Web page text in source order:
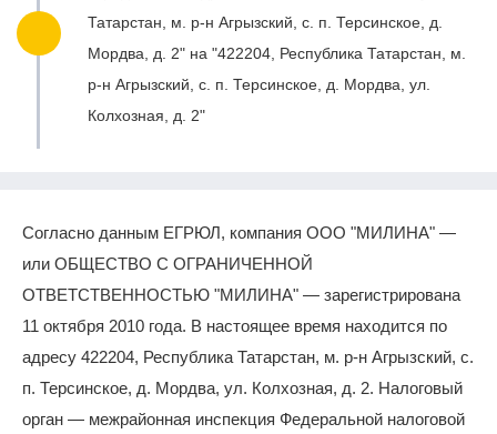
Татарстан, м. р-н Агрызский, с. п. Терсинское, д.
Мордва, д. 2" на "422204, Республика Татарстан, м.
р-н Агрызский, с. п. Терсинское, д. Мордва, ул.
Колхозная, д. 2"
Согласно данным ЕГРЮЛ, компания ООО "МИЛИНА" —
или ОБЩЕСТВО С ОГРАНИЧЕННОЙ
ОТВЕТСТВЕННОСТЬЮ "МИЛИНА" — зарегистрирована
11 октября 2010 года. В настоящее время находится по
адресу 422204, Республика Татарстан, м. р-н Агрызский, с.
п. Терсинское, д. Мордва, ул. Колхозная, д. 2. Налоговый
орган — межрайонная инспекция Федеральной налоговой